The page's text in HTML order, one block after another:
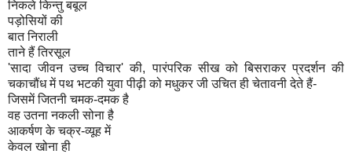
निकले किन्तु बबूल
पड़ोसियों की
बात निराली
ताने हैं तिरसूल
'सादा जीवन उच्च विचार' की, पारंपरिक सीख को बिसराकर प्रदर्शन की
चकाचौंध में पथ भटकी युवा पीढ़ी को मधुकर जी उचित ही चेतावनी देते हैं-
जिसमें जितनी चमक-दमक है
वह उतना नकली सोना है
आकर्षण के चक्र-व्यूह में
केवल खोना ही